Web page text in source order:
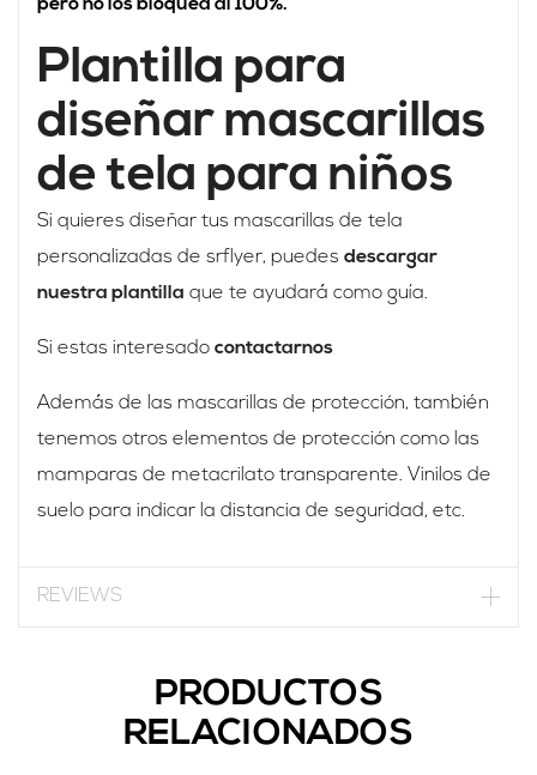
pero no los bloquea al 100%.
Plantilla para
diseñar mascarillas
de tela para niños
Si quieres diseñar tus mascarillas de tela
personalizadas de srflyer, puedes descargar
nuestra plantilla que te ayudará como guía.
Si estas interesado contactarnos
Además de las mascarillas de protección, también
tenemos otros elementos de protección como las
mamparas de metacrilato transparente. Vinilos de
suelo para indicar la distancia de seguridad, etc.
REVIEWS
PRODUCTOS
RELACIONADOS